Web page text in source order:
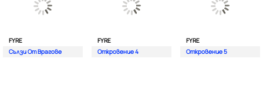
FYRE
Сълзи От Врагове
FYRE
Откровение 4
FYRE
Откровение 5